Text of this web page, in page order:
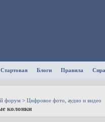
Стартовая Блоги Правила
форум > Цифровое фото, аудио и видео
колонки